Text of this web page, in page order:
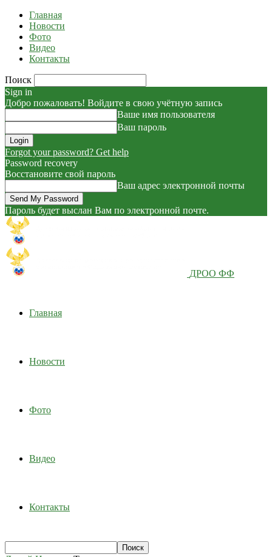
Главная
Новости
Фото
Видео
Контакты
Поиск
Sign in
Добро пожаловать! Войдите в свою учётную запись
Ваше имя пользователя
Ваш пароль
Forgot your password? Get help
Password recovery
Восстановите свой пароль
Ваш адрес электронной почты
Пароль будет выслан Вам по электронной почте.
ДРОО ФФ
Главная
Новости
Фото
Видео
Контакты